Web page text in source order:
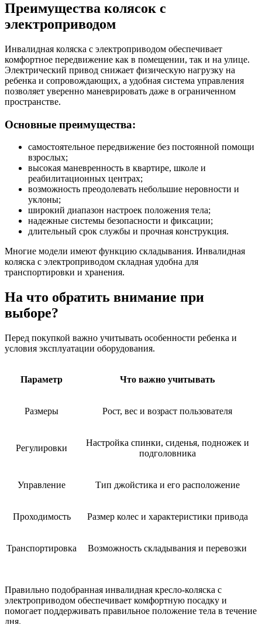
Преимущества колясок с
электроприводом
Инвалидная коляска с электроприводом обеспечивает
комфортное передвижение как в помещении, так и на улице.
Электрический привод снижает физическую нагрузку на
ребенка и сопровождающих, а удобная система управления
позволяет уверенно маневрировать даже в ограниченном
пространстве.
Основные преимущества:
самостоятельное передвижение без постоянной помощи
взрослых;
высокая маневренность в квартире, школе и
реабилитационных центрах;
возможность преодолевать небольшие неровности и
уклоны;
широкий диапазон настроек положения тела;
надежные системы безопасности и фиксации;
длительный срок службы и прочная конструкция.
Многие модели имеют функцию складывания. Инвалидная
коляска с электроприводом складная удобна для
транспортировки и хранения.
На что обратить внимание при
выборе?
Перед покупкой важно учитывать особенности ребенка и
условия эксплуатации оборудования.
Параметр Что важно учитывать
Размеры Рост, вес и возраст пользователя
Регулировки
Настройка спинки, сиденья, подножек и
подголовника
Управление Тип джойстика и его расположение
Проходимость Размер колес и характеристики привода
Транспортировка Возможность складывания и перевозки
Правильно подобранная инвалидная кресло-коляска с
электроприводом обеспечивает комфортную посадку и
помогает поддерживать правильное положение тела в течение
дня.